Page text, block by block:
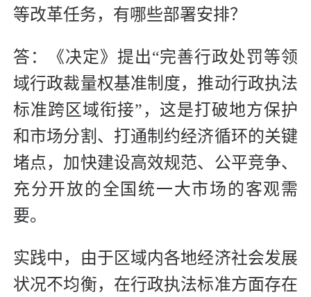
等改革任务，有哪些部署安排？
答：《决定》提出“完善行政处罚等领
域行政裁量权基准制度，推动行政执法
标准跨区域衔接”，这是打破地方保护
和市场分割、打通制约经济循环的关键
堵点，加快建设高效规范、公平竞争、
充分开放的全国统一大市场的客观需
要。
实践中，由于区域内各地经济社会发展
状况不均衡，在行政执法标准方面存在